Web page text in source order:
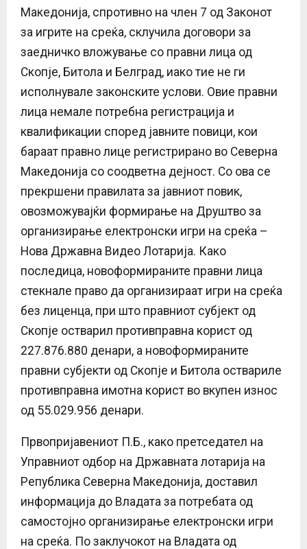
Македонија, спротивно на член 7 од Законот
за игрите на среќа, склучила договори за
заедничко вложување со правни лица од
Скопје, Битола и Белград, иако тие не ги
исполнувале законските услови. Овие правни
лица немале потребна регистрација и
квалификации според јавните повици, кои
бараат правно лице регистрирано во Северна
Македонија со соодветна дејност. Со ова се
прекршени правилата за јавниот повик,
овозможувајќи формирање на Друштво за
организирање електронски игри на среќа –
Нова Државна Видео Лотарија. Како
последица, новоформираните правни лица
стекнале право да организираат игри на среќа
без лиценца, при што правниот субјект од
Скопје остварил противправна корист од
227.876.880 денари, а новоформираните
правни субјекти од Скопје и Битола оствариле
противправна имотна корист во вкупен износ
од 55.029.956 денари.
Првопријавениот П.Б., како претседател на
Управниот одбор на Државната лотарија на
Република Северна Македонија, доставил
информација до Владата за потребата од
самостојно организирање електронски игри
на среќа. По заклучокот на Владата од